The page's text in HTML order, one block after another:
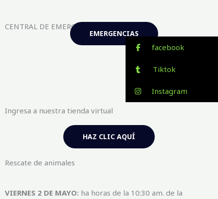
CENTRAL DE EMERGENCIAS FV-FEROS
EMERGENCIAS
Ingresa a nuestra tienda virtual
HAZ CLIC AQUÍ
Rescate de animales
VIERNES 2 DE MAYO: ha horas de la 10:30 am. de la
facebook
Tiktok
Instagram